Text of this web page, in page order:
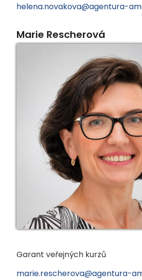
helena.novakova@agentura-
Marie Rescherová
Garant veřejných kurzů
marie.rescherova@agentura-